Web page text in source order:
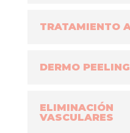
TRATAMIENTO
DERMO
VASCULARES